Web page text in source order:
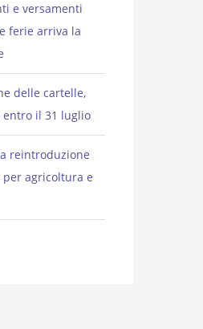
e versamenti
ferie arriva la
delle cartelle,
entro il 31 luglio
reintroduzione
agricoltura e